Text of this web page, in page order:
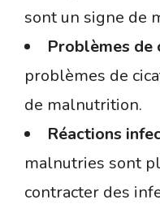
sont un signe de
Problèmes de
problèmes de
de malnutrition.
Réactions
malnutries sont
contracter des